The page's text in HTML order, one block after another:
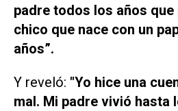
padre todos los años que
chico que nace con un
años”.
Y reveló: "Yo hice una
mal. Mi padre vivió hasta